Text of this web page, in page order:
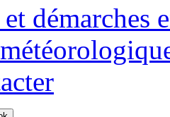
démarches